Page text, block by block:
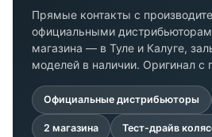
Прямые контакты с
официальными
магазина — в Туле и Калуге,
моделей в наличии. Оригинал с
Официальные дистрибьюторы
2 магазина Тест-драйв